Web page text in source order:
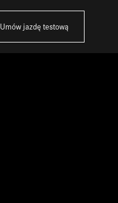
Umów jazdę testową